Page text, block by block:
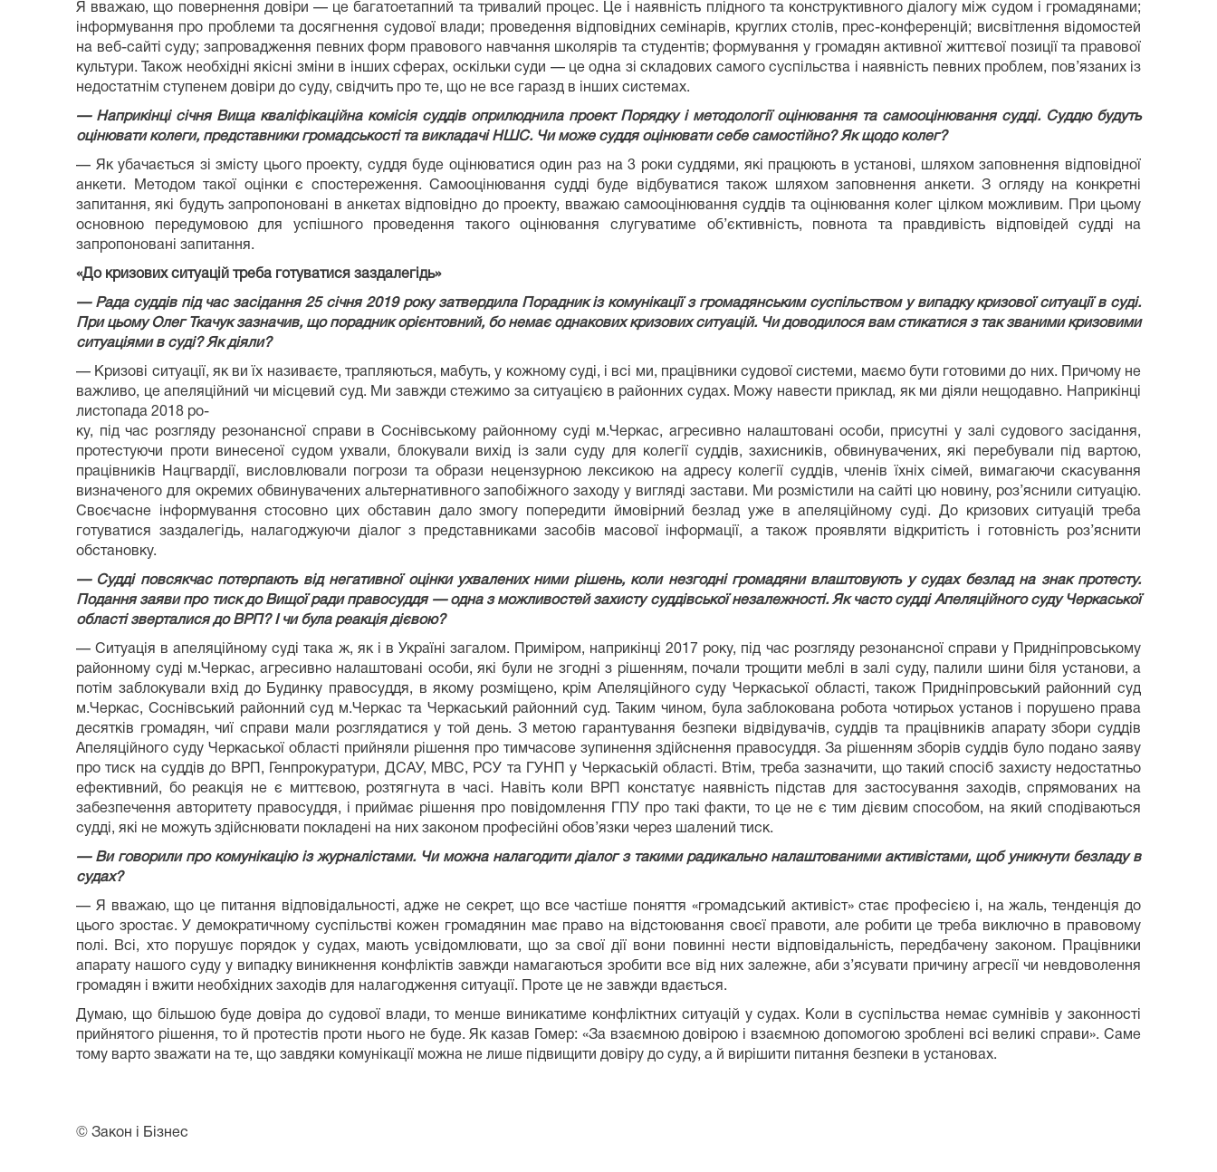
Я вважаю, що повернення довіри — це багатоетапний та тривалий процес. Це і наявність плідного та конструктивного діалогу між судом і громадянами;
інформування про проблеми та досягнення судової влади; проведення відповідних семінарів, круглих столів, прес-конференцій; висвітлення відомостей
на веб-сайті суду; запровадження певних форм правового навчання школярів та студентів; формування у громадян активної життєвої позиції та правової
культури. Також необхідні якісні зміни в інших сферах, оскільки суди — це одна зі складових самого суспільства і наявність певних проблем, пов’язаних із
недостатнім ступенем довіри до суду, свідчить про те, що не все гаразд в інших системах.
— Наприкінці січня Вища кваліфікаційна комісія суддів оприлюднила проект Порядку і методології оцінювання та самооцінювання судді. Суддю будуть
оцінювати колеги, представники громадськості та викладачі НШС. Чи може суддя оцінювати себе самостійно? Як щодо колег?
— Як убачається зі змісту цього проекту, суддя буде оцінюватися один раз на 3 роки суддями, які працюють в установі, шляхом заповнення відповідної
анкети. Методом такої оцінки є спостереження. Самооцінювання судді буде відбуватися також шляхом заповнення анкети. З огляду на конкретні
запитання, які будуть запропоновані в анкетах відповідно до проекту, вважаю самооцінювання суддів та оцінювання колег цілком можливим. При цьому
основною передумовою для успішного проведення такого оцінювання слугуватиме об’єктивність, повнота та правдивість відповідей судді на
запропоновані запитання.
«До кризових ситуацій треба готуватися заздалегідь»
— Рада суддів під час засідання 25 січня 2019 року затвердила Порадник із комунікації з громадянським суспільством у випадку кризової ситуації в суді.
При цьому Олег Ткачук зазначив, що порадник орієнтовний, бо немає однакових кризових ситуацій. Чи доводилося вам стикатися з так званими кризовими
ситуаціями в суді? Як діяли?
— Кризові ситуації, як ви їх називаєте, трапляються, мабуть, у кожному суді, і всі ми, працівники судової системи, маємо бути готовими до них. Причому не
важливо, це апеляційний чи місцевий суд. Ми завжди стежимо за ситуацією в районних судах. Можу навести приклад, як ми діяли нещодавно. Наприкінці
листопада 2018 ро-
ку, під час розгляду резонансної справи в Соснівському районному суді м.Черкас, агресивно налаштовані особи, присутні у залі судового засідання,
протестуючи проти винесеної судом ухвали, блокували вихід із зали суду для колегії суддів, захисників, обвинувачених, які перебували під вартою,
працівників Нацгвардії, висловлювали погрози та образи нецензурною лексикою на адресу колегії суддів, членів їхніх сімей, вимагаючи скасування
визначеного для окремих обвинувачених альтернативного запобіжного заходу у вигляді застави. Ми розмістили на сайті цю новину, роз’яснили ситуацію.
Своєчасне інформування стосовно цих обставин дало змогу попередити ймовірний безлад уже в апеляційному суді. До кризових ситуацій треба
готуватися заздалегідь, налагоджуючи діалог з представниками засобів масової інформації, а також проявляти відкритість і готовність роз’яснити
обстановку.
— Судді повсякчас потерпають від негативної оцінки ухвалених ними рішень, коли незгодні громадяни влаштовують у судах безлад на знак протесту.
Подання заяви про тиск до Вищої ради правосуддя — одна з можливостей захисту суддівської незалежності. Як часто судді Апеляційного суду Черкаської
області зверталися до ВРП? І чи була реакція дієвою?
— Ситуація в апеляційному суді така ж, як і в Україні загалом. Приміром, наприкінці 2017 року, під час розгляду резонансної справи у Придніпровському
районному суді м.Черкас, агресивно налаштовані особи, які були не згодні з рішенням, почали трощити меблі в залі суду, палили шини біля установи, а
потім заблокували вхід до Будинку правосуддя, в якому розміщено, крім Апеляційного суду Черкаської області, також Придніпровський районний суд
м.Черкас, Соснівський районний суд м.Черкас та Черкаський районний суд. Таким чином, була заблокована робота чотирьох установ і порушено права
десятків громадян, чиї справи мали розглядатися у той день. З метою гарантування безпеки відвідувачів, суддів та працівників апарату збори суддів
Апеляційного суду Черкаської області прийняли рішення про тимчасове зупинення здійснення правосуддя. За рішенням зборів суддів було подано заяву
про тиск на суддів до ВРП, Генпрокуратури, ДСАУ, МВС, РСУ та ГУНП у Черкаській області. Втім, треба зазначити, що такий спосіб захисту недостатньо
ефективний, бо реакція не є миттєвою, розтягнута в часі. Навіть коли ВРП констатує наявність підстав для застосування заходів, спрямованих на
забезпечення авторитету правосуддя, і приймає рішення про повідомлення ГПУ про такі факти, то це не є тим дієвим способом, на який сподіваються
судді, які не можуть здійснювати покладені на них законом професійні обов’язки через шалений тиск.
— Ви говорили про комунікацію із журналістами. Чи можна налагодити діалог з такими радикально налаштованими активістами, щоб уникнути безладу в
судах?
— Я вважаю, що це питання відповідальності, адже не секрет, що все частіше поняття «громадський активіст» стає професією і, на жаль, тенденція до
цього зростає. У демократичному суспільстві кожен громадянин має право на відстоювання своєї правоти, але робити це треба виключно в правовому
полі. Всі, хто порушує порядок у судах, мають усвідомлювати, що за свої дії вони повинні нести відповідальність, передбачену законом. Працівники
апарату нашого суду у випадку виникнення конфліктів завжди намагаються зробити все від них залежне, аби з’ясувати причину агресії чи невдоволення
громадян і вжити необхідних заходів для налагодження ситуації. Проте це не завжди вдається.
Думаю, що більшою буде довіра до судової влади, то менше виникатиме конфліктних ситуацій у судах. Коли в суспільства немає сумнівів у законності
прийнятого рішення, то й протестів проти нього не буде. Як казав Гомер: «За взаємною довірою і взаємною допомогою зроблені всі великі справи». Саме
тому варто зважати на те, що завдяки комунікації можна не лише підвищити довіру до суду, а й вирішити питання безпеки в установах.
© Закон і Бізнес